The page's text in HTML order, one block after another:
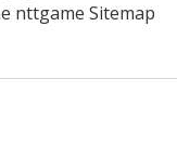
nttgame Sitemap